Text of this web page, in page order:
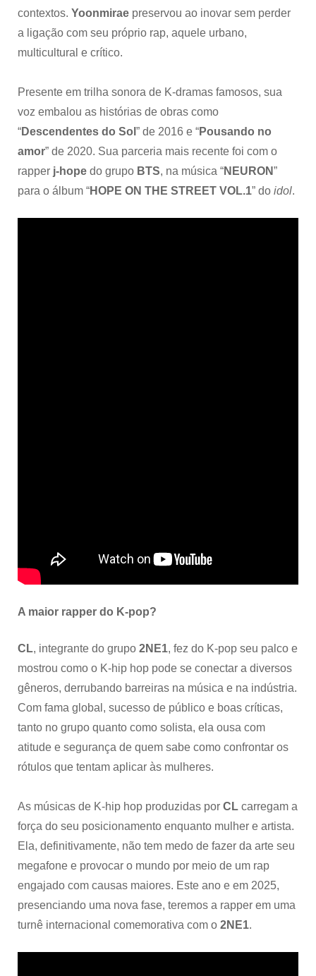
contextos. Yoonmirae preservou ao inovar sem perder
a ligação com seu próprio rap, aquele urbano,
multicultural e crítico.
Presente em trilha sonora de K-dramas famosos, sua
voz embalou as histórias de obras como
“Descendentes do Sol ” de 2016 e “Pousando no
amor” de 2020. Sua parceria mais recente foi com o
rapper j-hope do grupo BTS, na música “NEURON”
para o álbum “HOPE ON THE STREET VOL.1” do idol.
A maior rapper do K-pop?
CL, integrante do grupo 2NE1, fez do K-pop seu palco e
mostrou como o K-hip hop pode se conectar a diversos
gêneros, derrubando barreiras na música e na indústria.
Com fama global, sucesso de público e boas críticas,
tanto no grupo quanto como solista, ela ousa com
atitude e segurança de quem sabe como confrontar os
rótulos que tentam aplicar às mulheres.
As músicas de K-hip hop produzidas por CL carregam a
força do seu posicionamento enquanto mulher e artista.
Ela, definitivamente, não tem medo de fazer da arte seu
megafone e provocar o mundo por meio de um rap
engajado com causas maiores. Este ano e em 2025,
presenciando uma nova fase, teremos a rapper em uma
turnê internacional comemorativa com o 2NE1.